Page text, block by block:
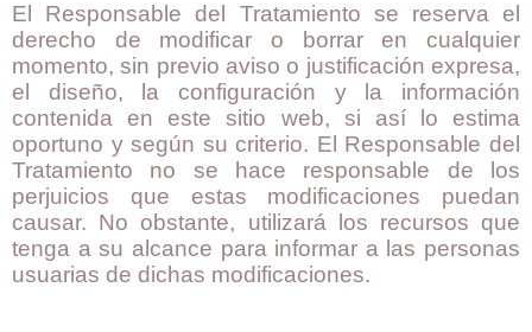
El Responsable del Tratamiento se reserva el
derecho de modificar o borrar en cualquier
momento, sin previo aviso o justificación expresa,
el diseño, la configuración y la información
contenida en este sitio web, si así lo estima
oportuno y según su criterio. El Responsable del
Tratamiento no se hace responsable de los
perjuicios que estas modificaciones puedan
causar. No obstante, utilizará los recursos que
tenga a su alcance para informar a las personas
usuarias de dichas modificaciones.